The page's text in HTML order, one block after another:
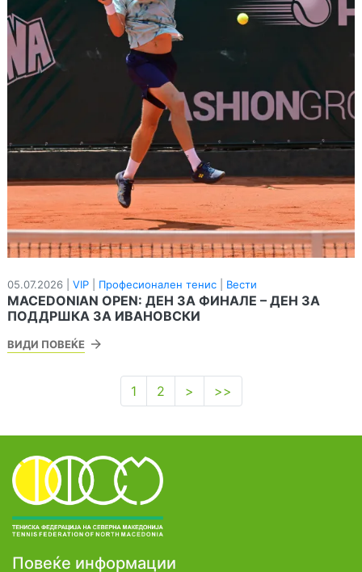
05.07.2026 | VIP Професионален тенис Вести
MACEDONIAN OPEN: ДЕН ЗА ФИНАЛЕ – ДЕН ЗА
ПОДДРШКА ЗА ИВАНОВСКИ
ВИДИ ПОВЕЌЕ
1 2 > >>
Повеќе информации